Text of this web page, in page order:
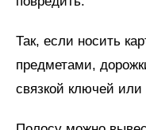
Так, если носить
предметами,
связкой ключей